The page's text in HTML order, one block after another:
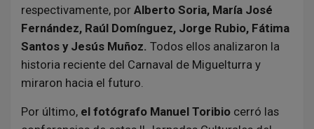
respectivamente, por Alberto Soria, María José
Fernández, Raúl Domínguez, Jorge Rubio, Fátima
Santos y Jesús Muñoz. Todos ellos analizaron la
historia reciente del Carnaval de Miguelturra y
miraron hacia el futuro.
Por último, el fotógrafo Manuel Toribio cerró las